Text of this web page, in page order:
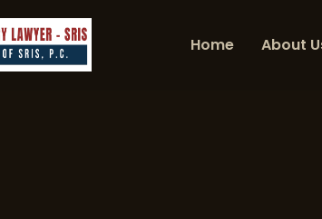
Home About